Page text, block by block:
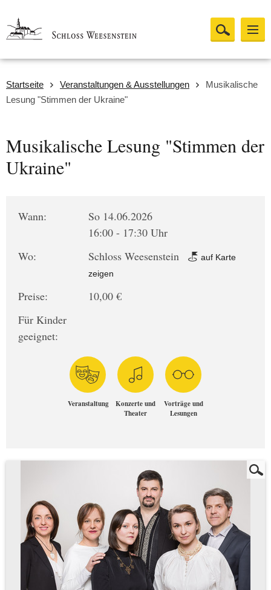
Startseite Veranstaltungen & Ausstellungen
Musikalische
Lesung "Stimmen der Ukraine"
Musikalische Lesung "Stimmen der
Ukraine"
Wann:
So 14.06.2026
16:00 - 17:30 Uhr
Wo:
Schloss Weesenstein
auf Karte
zeigen
Preise:
10,00 €
Für Kinder
geeignet:
Veranstaltung
Konzerte und
Theater
Vorträge und
Lesungen